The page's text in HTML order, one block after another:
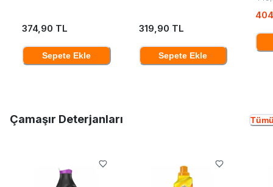
374,90 TL
Sepete Ekle
319,90 TL
Sepete Ekle
Çamaşır Deterjanları